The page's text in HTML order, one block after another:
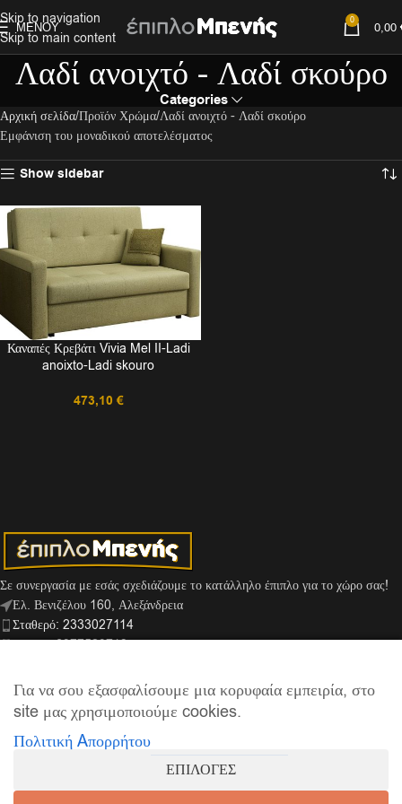
Skip to navigation
Skip to main content
ΜΕΝΟΎ 0 0,00
Λαδί ανοιχτό - Λαδί σκούρο
Categories
Αρχική σελίδα Προϊόν Χρώμα Λαδί ανοιχτό - Λαδί σκούρο
Εμφάνιση του μοναδικού αποτελέσματος
Show sidebar
Καναπές Κρεβάτι Vivia Mel II-Ladi
anoixto-Ladi skouro
473,10 €
Σε συνεργασία με εσάς σχεδιάζουμε το κατάλληλο έπιπλο για το χώρο σας!
Ελ. Βενιζέλου 160, Αλεξάνδρεια
Σταθερό: 2333027114
Κινητό: 6977529713
info@mpenis.gr
ΣΎΝΔΕΣΜΟΙ
ΠΛΗΡΟΦΟΡΊΕΣ
Για να σου εξασφαλίσουμε μια κορυφαία εμπειρία, στο
site μας χρησιμοποιούμε cookies.
Πολιτική Aπορρήτου
ΕΠΙΛΟΓΕΣ